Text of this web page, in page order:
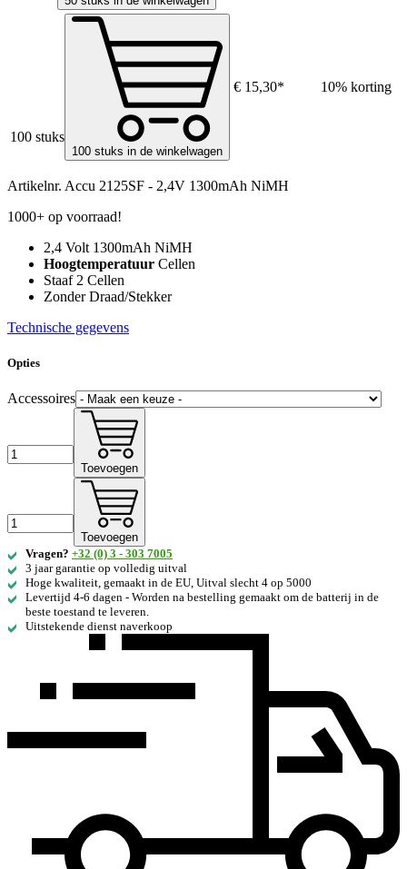
100 stuks
100 stuks in de winkelwagen
€ 15,30* 10% korting
Artikelnr. Accu 2125SF - 2,4V 1300mAh NiMH
1000+ op voorraad!
2,4 Volt 1300mAh NiMH
Hoogtemperatuur Cellen
Staaf 2 Cellen
Zonder Draad/Stekker
Technische gegevens
Opties
Accessoires
Toevoegen
Toevoegen
Vragen? +32 (0) 3 - 303 7005
3 jaar garantie op volledig uitval
Hoge kwaliteit, gemaakt in de EU, Uitval slecht 4 op 5000
Levertijd 4-6 dagen - Worden na bestelling gemaakt om de batterij in de
beste toestand te leveren.
Uitstekende dienst naverkoop